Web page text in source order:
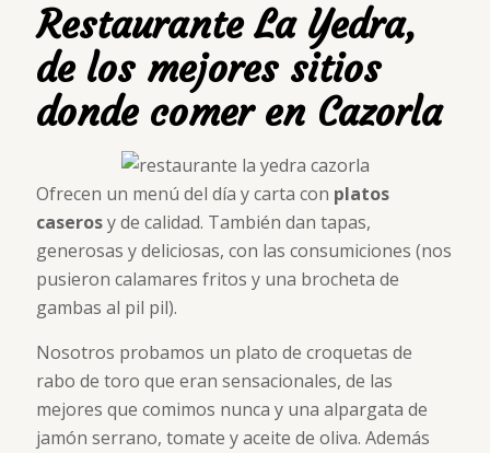
Restaurante La Yedra,
de los mejores sitios
donde comer en Cazorla
Ofrecen un menú del día y carta con platos
caserosy de calidad. También dan tapas,
generosas y deliciosas, con las consumiciones (nos
pusieron calamares fritos y una brocheta de
gambas al pil pil).
Nosotros probamos un plato de croquetas de
rabo de toro que eran sensacionales, de las
mejores que comimos nunca y una alpargata de
jamón serrano, tomate y aceite de oliva. Además